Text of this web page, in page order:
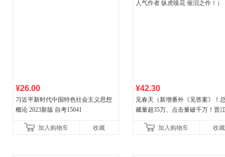
¥26.00
习近平新时代中国特色社会主义思想
概论 2023新版 自考15041
加入购物车 收藏
¥42.30
见春天（新增番外《见答案》！
藏量超35万、点击量破千万！晋
加入购物车
收藏